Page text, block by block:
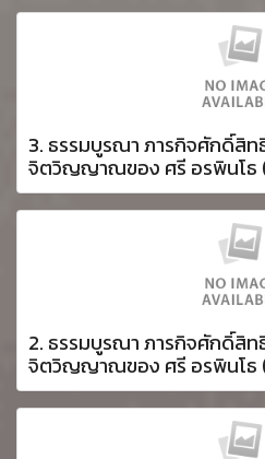
3. ธรรมบูรณา ภารกิจศักดิ์สิท
จิตวิญญาณของ ศรี อรพินโธ
2. ธรรมบูรณา ภารกิจศักดิ์สิท
จิตวิญญาณของ ศรี อรพินโธ